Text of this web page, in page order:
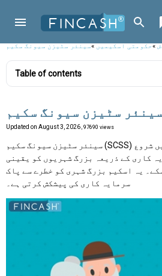
»حکومتی اسکیمیں»سینئر سٹیزن سیونگ سکیم
Table of contents
Updated on August 3, 2026 , 97690 views
سینئر سٹیزن سیونگ سکیم (SCSS) کو حکومت ہند نے 2004 میں شروع
کاری کے ذریعہ بزرگ شہریوں کو یقینی
یہ اسکیم بزرگ شہری کو خطرے سے پاک
سرمایہ کاری کی پیشکش کرتی ہے۔